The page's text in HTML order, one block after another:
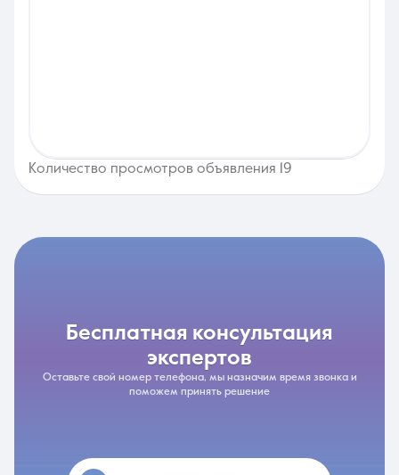
Количество просмотров объявления 19
бесплатная консультация
экспертов
Оставьте свой номер телефона, мы назначим время звонка и
поможем принять решение